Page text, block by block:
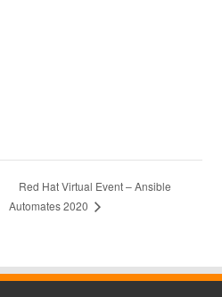
Red Hat Virtual Event – Ansible
Automates 2020